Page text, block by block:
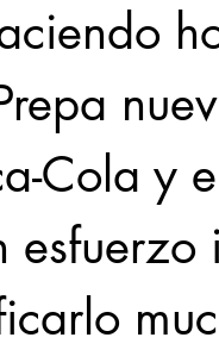
Cola y
esfuerzo